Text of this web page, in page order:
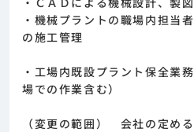
・機械プラントの職場内担当
の施
・工場内既設プラント保全業
場での作業含む）
（変更の範囲） 会社の定め